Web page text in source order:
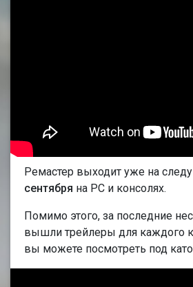
Ремастер выходит уже на
сентября на PC и консолях.
Помимо этого, за последние
вышли трейлеры для каждого
вы можете посмотреть под